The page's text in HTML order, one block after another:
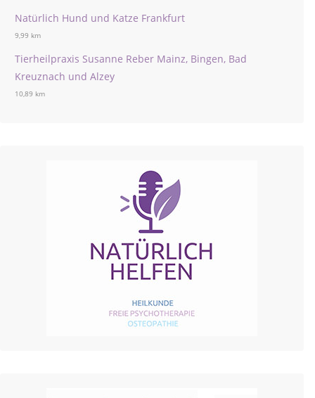
Natürlich Hund und Katze Frankfurt
9,99 km
Tierheilpraxis Susanne Reber Mainz, Bingen, Bad
Kreuznach und Alzey
10,89 km